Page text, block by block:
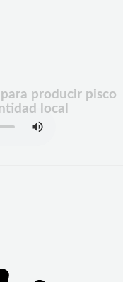
producir pisco
local